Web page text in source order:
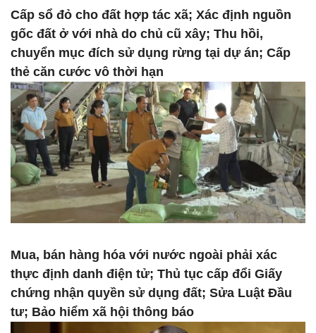
Cấp sổ đỏ cho đất hợp tác xã; Xác định nguồn
gốc đất ở với nhà do chủ cũ xây; Thu hồi,
chuyển mục đích sử dụng rừng tại dự án; Cấp
thẻ căn cước vô thời hạn
Mua, bán hàng hóa với nước ngoài phải xác
thực định danh điện tử; Thủ tục cấp đổi Giấy
chứng nhận quyền sử dụng đất; Sửa Luật Đầu
tư; Bảo hiểm xã hội thông báo